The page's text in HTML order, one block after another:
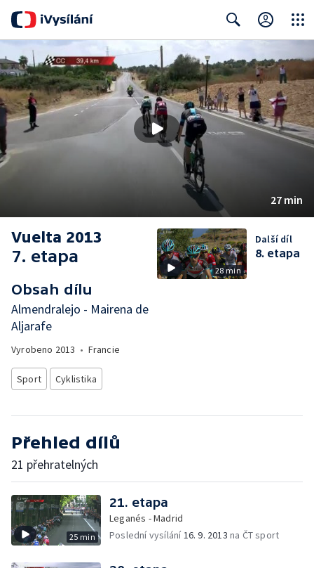
27 min
Vuelta 2013
7. etapa
Obsah dílu
Almendralejo - Mairena de
Aljarafe
Vyrobeno 2013 • Francie
Sport Cyklistika
28 min
Další díl
8. etapa
Přehled dílů
21 přehratelných
25 min
21. etapa
Leganés - Madrid
Poslední vysílání16. 9. 2013 na ČT sport